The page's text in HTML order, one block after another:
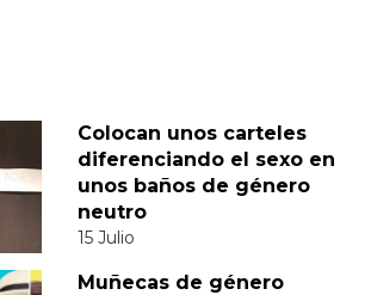
Colocan unos carteles
diferenciando el sexo en
unos baños de género
neutro
15 Julio
Muñecas de género